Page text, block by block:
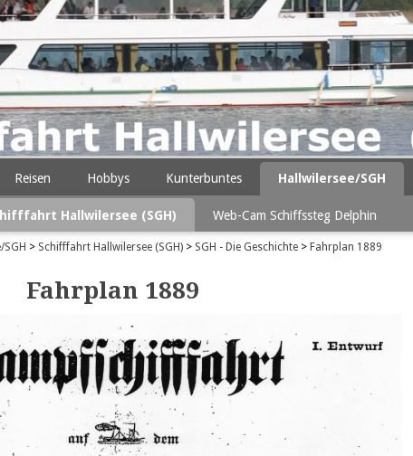
Reisen Hobbys Kunterbuntes Hallwilersee/SGH
Hallwilersee (SGH) Web-Cam Schiffssteg Delphin
> Schifffahrt Hallwilersee (SGH) > SGH - Die Geschichte > Fahrplan 1889
Fahrplan 1889